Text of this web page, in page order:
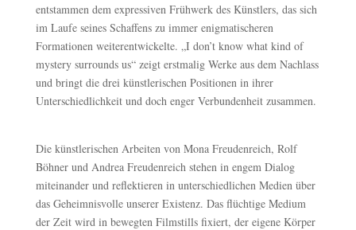
entstammen dem expressiven Frühwerk des Künstlers, das sich
im Laufe seines Schaffens zu immer enigmatischeren
Formationen weiterentwickelte. „I don’t know what kind of
mystery surrounds us“ zeigt erstmalig Werke aus dem Nachlass
und bringt die drei künstlerischen Positionen in ihrer
Unterschiedlichkeit und doch enger Verbundenheit zusammen.
Die künstlerischen Arbeiten von Mona Freudenreich, Rolf
Böhner und Andrea Freudenreich stehen in engem Dialog
miteinander und reflektieren in unterschiedlichen Medien über
das Geheimnisvolle unserer Existenz. Das flüchtige Medium
der Zeit wird in bewegten Filmstills fixiert, der eigene Körper